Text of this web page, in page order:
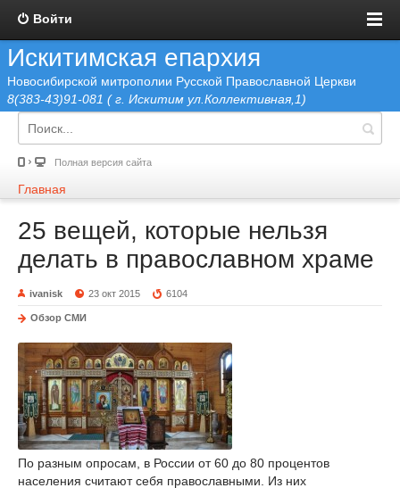
Войти
Искитимская епархия
Новосибирской митрополии Русской Православной Церкви
8(383-43)91-081 ( г. Искитим ул.Коллективная,1)
Полная версия сайта
Главная
25 вещей, которые нельзя
делать в православном храме
ivanisk 23 окт 2015 6104
Обзор СМИ
По разным опросам, в России от 60 до 80 процентов
населения считают себя православными. Из них